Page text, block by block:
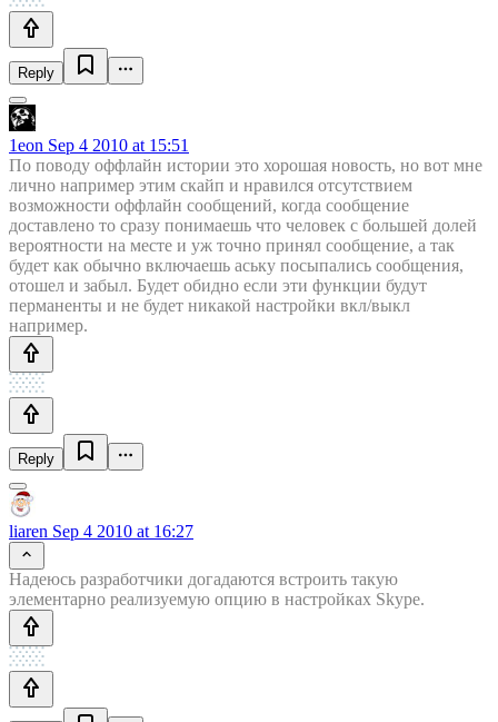
Reply
1eon Sep 4 2010 at 15:51
По поводу оффлайн истории это хорошая новость, но вот мне
лично например этим скайп и нравился отсутствием
возможности оффлайн сообщений, когда сообщение
доставлено то сразу понимаешь что человек с большей долей
вероятности на месте и уж точно принял сообщение, а так
будет как обычно включаешь аську посыпались сообщения,
отошел и забыл. Будет обидно если эти функции будут
перманенты и не будет никакой настройки вкл/выкл
например.
Reply
liaren Sep 4 2010 at 16:27
Надеюсь разработчики догадаются встроить такую
элементарно реализуемую опцию в настройках Skype.